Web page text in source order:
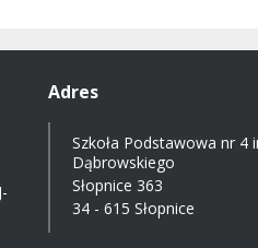
Adres
Szkoła Podstawowa nr 4
Dąbrowskiego
Słopnice 363
34 - 615 Słopnice